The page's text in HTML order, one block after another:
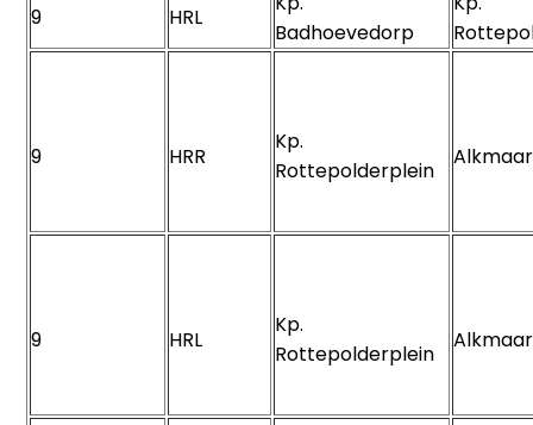
9 HRL
Badhoevedorp
9 HRR
Kp.
Rottepolderplein
9 HRL
Kp.
Rottepolderplein